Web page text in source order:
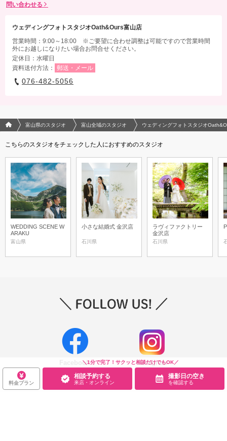
問い合わせる
ウェディングフォトスタジオOath&Ours富山店
営業時間：9:00～18:00 ※ご要望に合わせ調整は可能ですので営業時間
外にお越しになりたい場合お問合せください。
定休日：水曜日
資料送付方法：
郵送・メール
076-482-5056
＼1分で完了！サクッと相談だけでもOK／
料金プラン
相談予約する
来店・オンライン
撮影日の空き
を確認する
フォトウエディング/結婚写真のPhotorait ホーム
富山県のスタジオ 富山全域のスタジオ ウェディングフォトスタジオ
こちらのスタジオをチェックした人におすすめのスタジオ
WEDDING SCENE W
ARAKU
富山県
小さな結婚式 金沢店
石川県
ラヴィファクトリー
金沢店
石川県
Facebook Instagram